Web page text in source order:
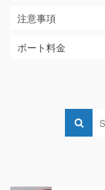
注意事項
ボート料金